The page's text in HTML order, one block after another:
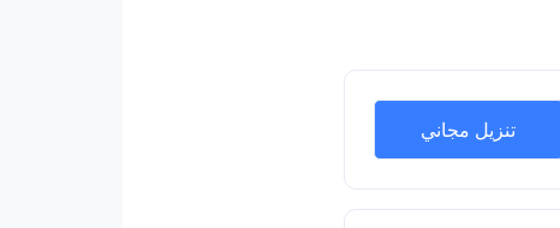
تنزيل مجاني